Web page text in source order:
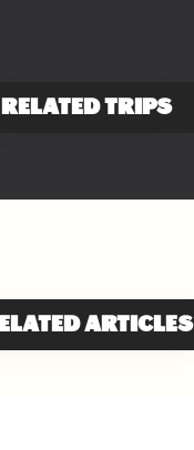
RELATED TRIPS
ARTICLES